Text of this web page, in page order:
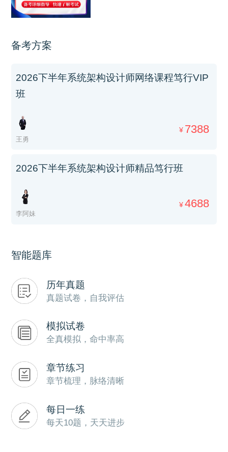
备考方案
2026下半年系统架构设计师网络课程笃行VIP
班
王勇
¥ 7388
2026下半年系统架构设计师精品笃行班
李阿妹
¥ 4688
智能题库
历年真题
真题试卷，自我评估
模拟试卷
全真模拟，命中率高
章节练习
章节梳理，脉络清晰
每日一练
每天10题，天天进步